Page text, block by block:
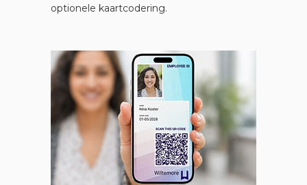
optionele kaartcodering.